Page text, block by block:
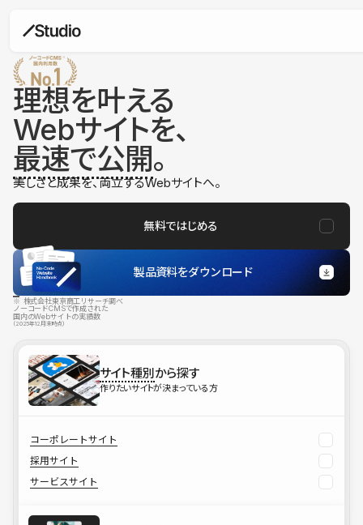
理想を叶える
Webサイトを、
最速で公開。
美しさと成果を、両立するWebサイトへ。
無料ではじめる
製品資料をダウンロード
※ 株式会社東京商工リサーチ調べ
ノーコードCMSで作成された
国内のWebサイトの実績数
（2025年12月末時点）
サイト種別から探す
作りたいサイトが決まっている方
コーポレートサイト
採用サイト
サービスサイト